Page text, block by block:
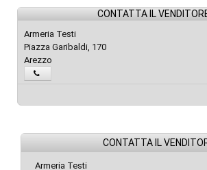
CONTATTA IL
Armeria Testi
Piazza Garibaldi, 170
Arezzo
CONTATTA IL
Armeria Testi